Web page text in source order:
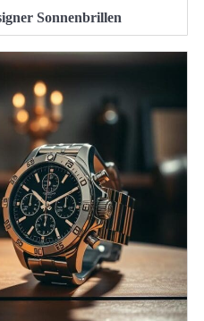
Sonnenbrillen